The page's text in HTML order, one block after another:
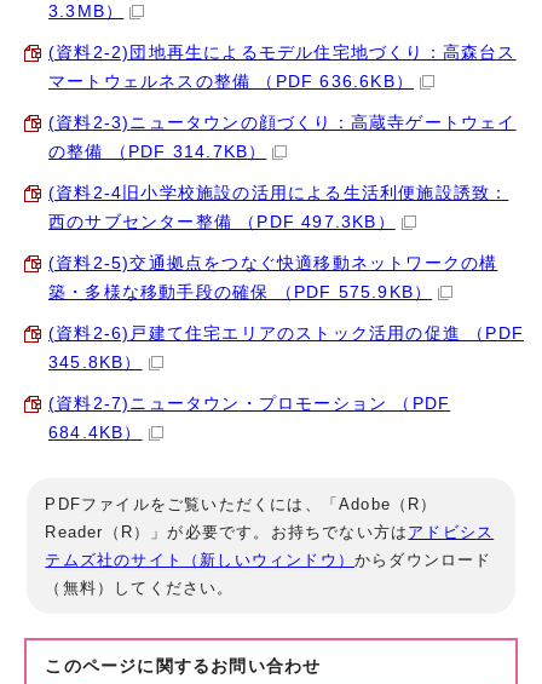
3.3MB）
(資料2-2)団地再生によるモデル住宅地づくり：高森台ス
マートウェルネスの整備 （PDF 636.6KB）
(資料2-3)ニュータウンの顔づくり：高蔵寺ゲートウェイ
の整備 （PDF 314.7KB）
(資料2-4旧小学校施設の活用による生活利便施設誘致：
西のサブセンター整備 （PDF 497.3KB）
(資料2-5)交通拠点をつなぐ快適移動ネットワークの構
築・多様な移動手段の確保 （PDF 575.9KB）
(資料2-6)戸建て住宅エリアのストック活用の促進 （PDF
345.8KB）
(資料2-7)ニュータウン・プロモーション （PDF
684.4KB）
PDFファイルをご覧いただくには、「Adobe（R）
Reader（R）」が必要です。お持ちでない方は アドビシス
テムズ社のサイト（新しいウィンドウ）からダウンロード
（無料）してください。
このページに関する お問い合わせ